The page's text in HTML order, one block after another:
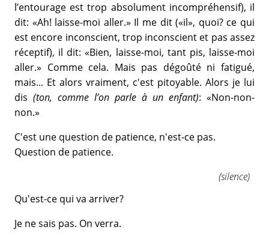
l’entourage est trop absolument incompréhensif), il
dit: «Ah! laisse-moi aller.» Il me dit («il», quoi? ce qui
est encore inconscient, trop inconscient et pas assez
réceptif), il dit: «Bien, laisse-moi, tant pis, laisse-moi
aller.» Comme cela. Mais pas dégoûté ni fatigué,
mais... Et alors vraiment, c'est pitoyable. Alors je lui
dis (ton, comme l’on parle à un enfant): «Non-non-
non.»
C'est une question de patience, n'est-ce pas.
Question de patience.
(silence)
Qu'est-ce qui va arriver?
Je ne sais pas. On verra.